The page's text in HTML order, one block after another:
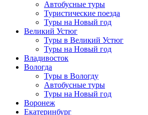
Автобусные туры
Туристические поезда
Туры на Новый год
Великий Устюг
Туры в Великий Устюг
Туры на Новый год
Владивосток
Вологда
Туры в Вологду
Автобусные туры
Туры на Новый год
Воронеж
Екатеринбург